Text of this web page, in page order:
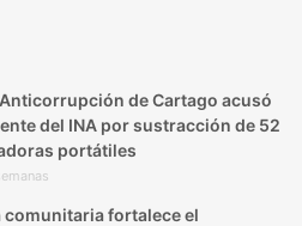
de Cartago acusó
del INA por sustracción de 52
portátiles
comunitaria fortalece el